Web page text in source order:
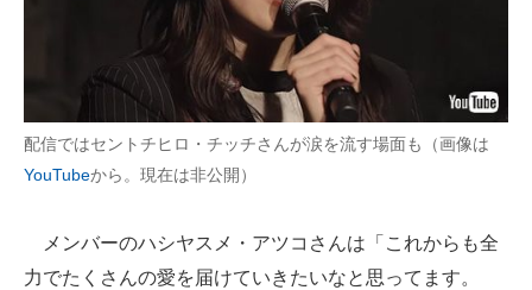
配信ではセントチヒロ・チッチさんが涙を流す場面も（画像は
YouTubeから。現在は非公開）
メンバーのハシヤスメ・アツコさんは「これからも全
力でたくさんの愛を届けていきたいなと思ってます。